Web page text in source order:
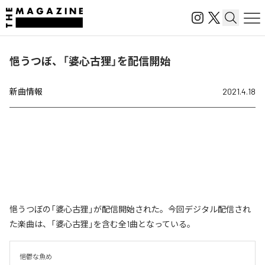
悒うつぼ、「婆心古狸」を配信開始
新曲情報 2021.4.18
悒うつぼの「婆心古狸」が配信開始された。今回デジタル配信され
た楽曲は、「婆心古狸」を含む全1曲となっている。
悒鬱な魚め